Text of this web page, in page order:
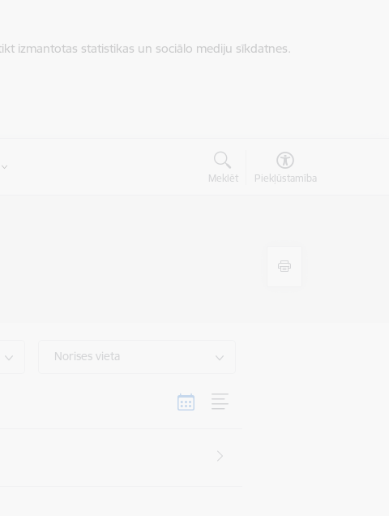
izmantotas statistikas un sociālo mediju sīkdatnes.
Meklēt Piekļūstamība
Norises vieta